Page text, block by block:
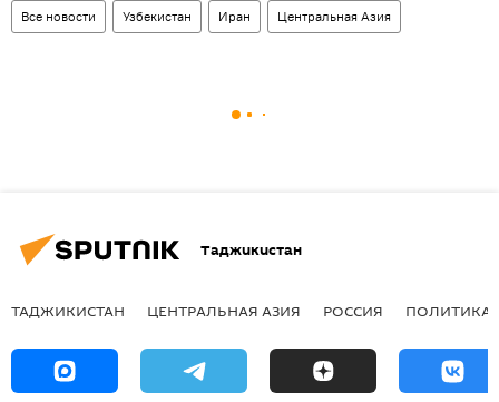
Все новости Узбекистан Иран Центральная Азия
Таджикистан
ТАДЖИКИСТАН ЦЕНТРАЛЬНАЯ АЗИЯ РОССИЯ ПОЛИТИКА